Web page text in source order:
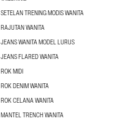
SETELAN TRENING MODIS WANITA
RAJUTAN WANITA
JEANS WANITA MODEL LURUS
JEANS FLARED WANITA
ROK MIDI
ROK DENIM WANITA
ROK CELANA WANITA
MANTEL TRENCH WANITA